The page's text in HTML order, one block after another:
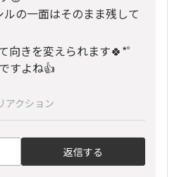
の一面はそのまま残して
向きを変えられます🍀*゜
すよね👍
アクション
返信する